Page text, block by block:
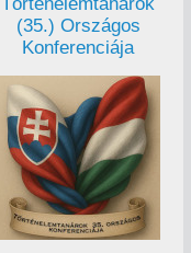
Történelemtanárok
(35.) Országos
Konferenciája